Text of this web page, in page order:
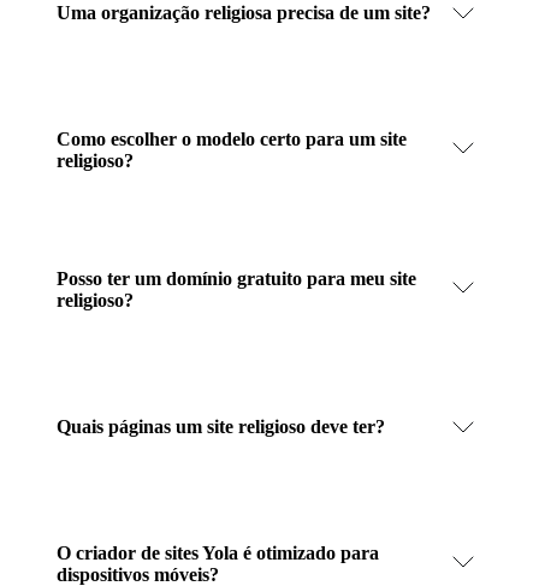
Uma organização religiosa precisa de um site?
Como escolher o modelo certo para um site
religioso?
Posso ter um domínio gratuito para meu site
religioso?
Quais páginas um site religioso deve ter?
O criador de sites Yola é otimizado para
dispositivos móveis?